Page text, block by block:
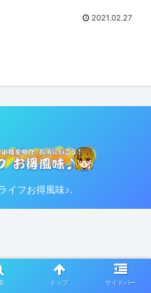
2021.02.27
イフお得風味♪.
トップ サイドバー